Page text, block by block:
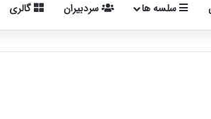
سلسه ها سردبیران گالری